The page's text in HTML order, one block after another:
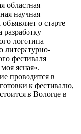
областная
научная
о старте
разработку
логотипа
литературно-
фестиваля
ясная».
проводится в
к фестивалю,
в Вологде в